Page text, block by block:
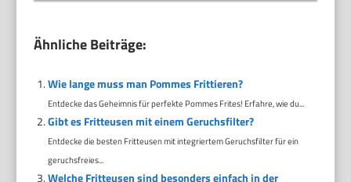
Ähnliche Beiträge:
Wie lange muss man Pommes Frittieren?
Entdecke das Geheimnis für perfekte Pommes Frites! Erfahre, wie du...
Gibt es Fritteusen mit einem Geruchsfilter?
Entdecke die besten Fritteusen mit integriertem Geruchsfilter für ein
geruchsfreies...
Welche Fritteusen sind besonders einfach in der